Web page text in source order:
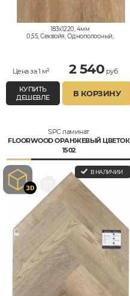
183x1220, 4мм
0,55, Секвойя, Однополосный,
Цена за 1 м² 2 540 руб.
КУПИТЬ
ДЕШЕВЛЕ
В КОРЗИНУ
SPC ламинат
FLOORWOOD ОРАНЖЕВЫЙ ЦВЕТОК
1502
В НАЛИЧИИ